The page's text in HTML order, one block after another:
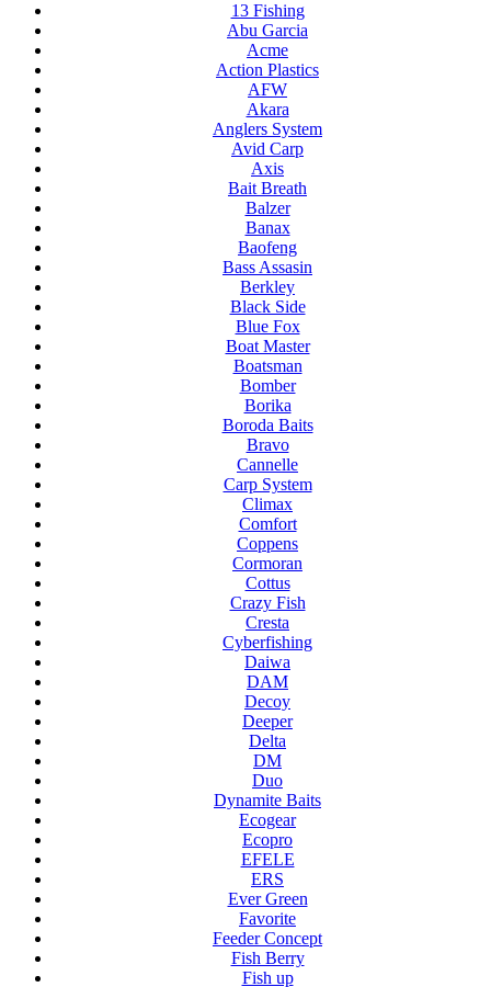
13 Fishing
Abu Garcia
Acme
Action Plastics
AFW
Akara
Anglers System
Avid Carp
Axis
Bait Breath
Balzer
Banax
Baofeng
Bass Assasin
Berkley
Black Side
Blue Fox
Boat Master
Boatsman
Bomber
Borika
Boroda Baits
Bravo
Cannelle
Carp System
Climax
Comfort
Coppens
Cormoran
Cottus
Crazy Fish
Cresta
Cyberfishing
Daiwa
DAM
Decoy
Deeper
Delta
DM
Duo
Dynamite Baits
Ecogear
Ecopro
EFELE
ERS
Ever Green
Favorite
Feeder Concept
Fish Berry
Fish up